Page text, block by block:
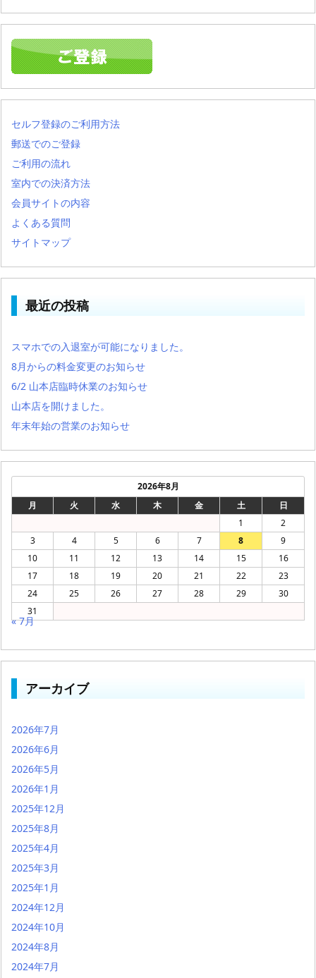
セルフ登録のご利用方法
郵送でのご登録
ご利用の流れ
室内での決済方法
会員サイトの内容
よくある質問
サイトマップ
最近の投稿
スマホでの入退室が可能になりました。
8月からの料金変更のお知らせ
6/2 山本店臨時休業のお知らせ
山本店を開けました。
年末年始の営業のお知らせ
2026年8月
月
火 水 木 金 土
日
1
2
3
4 5 6 7 8
9
10
11 12 13 14 15
16
17
18 19 20 21 22
23
24
25 26 27 28 29
30
31
« 7月
アーカイブ
2026年7月
2026年6月
2026年5月
2026年1月
2025年12月
2025年8月
2025年4月
2025年3月
2025年1月
2024年12月
2024年10月
2024年8月
2024年7月